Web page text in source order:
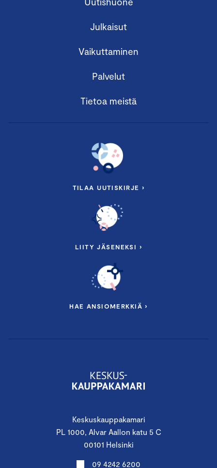
Keskuskauppakamari
PL 1000, Alvar Aallon katu 5 C
00101 Helsinki
09 4242 6200
Julkaisut
Vaikuttaminen
Palvelut
Tietoa meistä
TILAA UUTISKIRJE ›
LIITY JÄSENEKSI ›
HAE ANSIOMERKKIÄ ›